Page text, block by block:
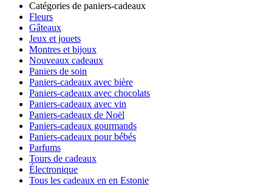
Catégories de paniers-cadeaux
Fleurs
Gâteaux
Jeux et jouets
Montres et bijoux
Nouveaux cadeaux
Paniers de soin
Paniers-cadeaux avec bière
Paniers-cadeaux avec chocolats
Paniers-cadeaux avec vin
Paniers-cadeaux de Noël
Paniers-cadeaux gourmands
Paniers-cadeaux pour bébés
Parfums
Tours de cadeaux
Électronique
Tous les cadeaux en en Estonie